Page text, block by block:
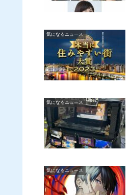
気になるニュース
気になるニュース
気になるニュース